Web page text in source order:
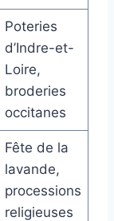
Poteries
d’Indre-et-
Loire,
broderies
occitanes
Fête de la
lavande,
processions
religieuses